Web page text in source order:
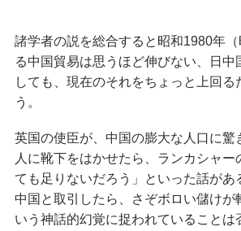
諸学者の説を総合すると昭和1980年
る中国貿易は思うほど伸びない、日中
しても、現在のそれをちょっと上回る
う。
英国の使臣が、中国の膨大な人口に驚
人に靴下をはかせたら、ランカシャー
ても足りないだろう」といった話があ
中国と取引したら、さぞボロい儲けが
いう神話的幻覚に捉われていることは